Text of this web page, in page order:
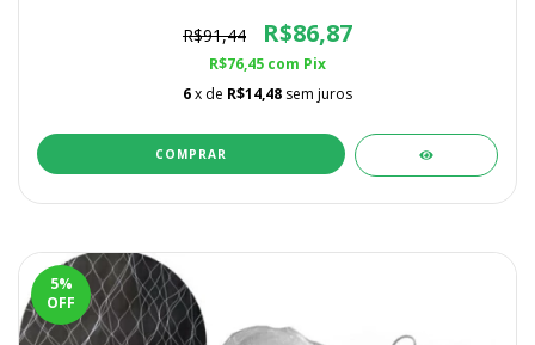
R$91,44
R$86,87
R$76,45 com Pix
6x de R$14,48 sem juros
COMPRAR
5%
OFF